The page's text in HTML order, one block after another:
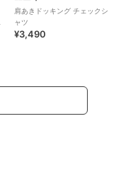
肩あきドッキング チェックシ
ャツ
¥3,490